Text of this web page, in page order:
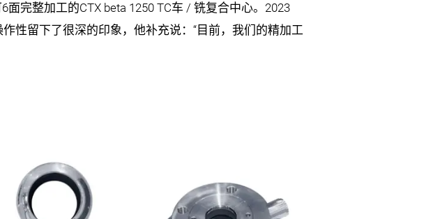
完整加工的CTX beta 1250 TC车 / 铣复合中心。2023
性留下了很深的印象，他补充说：“目前，我们的精加工